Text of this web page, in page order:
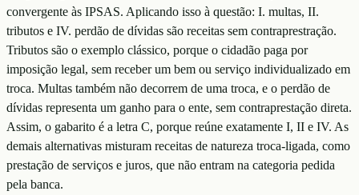
convergente às IPSAS. Aplicando isso à questão: I. multas, II.
tributos e IV. perdão de dívidas são receitas sem contraprestração.
Tributos são o exemplo clássico, porque o cidadão paga por
imposição legal, sem receber um bem ou serviço individualizado em
troca. Multas também não decorrem de uma troca, e o perdão de
dívidas representa um ganho para o ente, sem contraprestação direta.
Assim, o gabarito é a letra C, porque reúne exatamente I, II e IV. As
demais alternativas misturam receitas de natureza troca-ligada, como
prestação de serviços e juros, que não entram na categoria pedida
pela banca.